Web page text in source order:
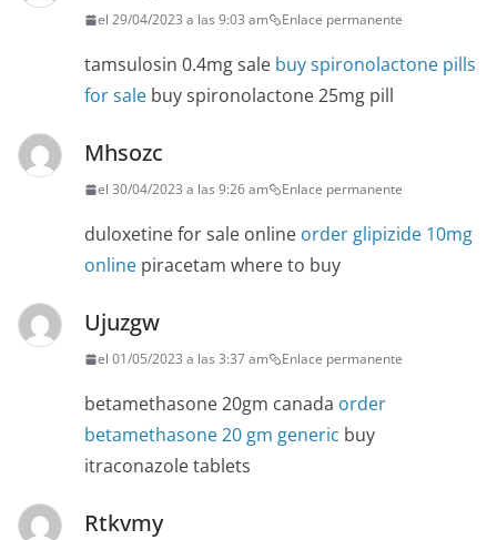
el 29/04/2023 a las 9:03 am Enlace permanente
tamsulosin 0.4mg sale buy spironolactone pills
for sale buy spironolactone 25mg pill
Mhsozc
el 30/04/2023 a las 9:26 am Enlace permanente
duloxetine for sale online order glipizide 10mg
online piracetam where to buy
Ujuzgw
el 01/05/2023 a las 3:37 am Enlace permanente
betamethasone 20gm canada order
betamethasone 20 gm generic buy
itraconazole tablets
Rtkvmy